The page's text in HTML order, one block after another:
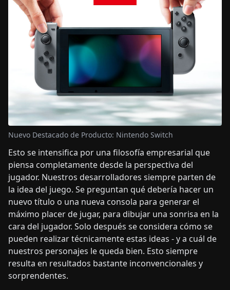
Nuevo Destacado de Producto: Nintendo Switch
Esto se intensifica por una filosofía empresarial que
piensa completamente desde la perspectiva del
jugador. Nuestros desarrolladores siempre parten de
la idea del juego. Se preguntan qué debería hacer un
nuevo título o una nueva consola para generar el
máximo placer de jugar, para dibujar una sonrisa en la
cara del jugador. Solo después se considera cómo se
pueden realizar técnicamente estas ideas - y a cuál de
nuestros personajes le queda bien. Esto siempre
resulta en resultados bastante inconvencionales y
sorprendentes.